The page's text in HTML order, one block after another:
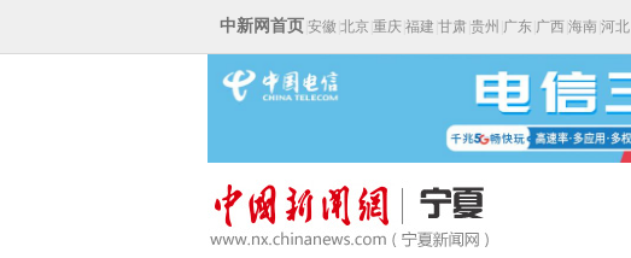
中新网首页 安徽 北京 重庆 福建 甘肃 贵州 广东 广西 海南 河北